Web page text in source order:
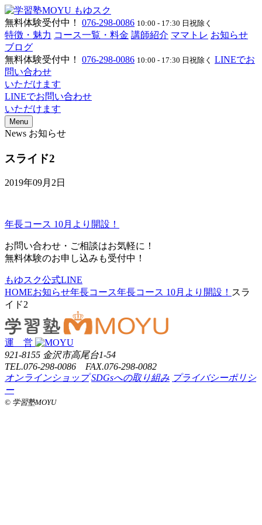
無料体験受付中！ 076-298-0086 10:00 - 17:30 日祝除く
特徴・魅力 コース一覧・料金 講師紹介 ママトレ お知らせ
ブログ
無料体験受付中！
076-298-0086 10:00 - 17:30 日祝除く LINEでお
問い合わせ
いただけます
LINEでお問い合わせ
いただけます
Menu
News お知らせ
スライド2
2019年09月2日
年長コース 10月より開設！
お問い合わせ・ご相談はお気軽に！
無料体験のお申し込みも受付中！
もゆスク公式LINE
HOMEお知らせ年長コース年長コース 10月より開設！ スラ
イド2
運 営
921-8155 金沢市高尾台1-54
TEL.076-298-0086 FAX.076-298-0082
オンラインショップ SDGsへの取り組み プライバシーポリシ
ー
©️ 学習塾MOYU